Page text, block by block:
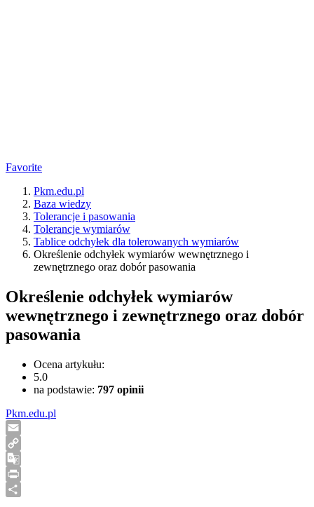
Favorite
Pkm.edu.pl
Baza wiedzy
Tolerancje i pasowania
Tolerancje wymiarów
Tablice odchyłek dla tolerowanych wymiarów
Określenie odchyłek wymiarów wewnętrznego i
zewnętrznego oraz dobór pasowania
Określenie odchyłek wymiarów
wewnętrznego i zewnętrznego oraz dobór
pasowania
Ocena artykułu:
5.0
na podstawie: 797 opinii
Pkm.edu.pl
Email
Copy
Link
Google
Translate
Print